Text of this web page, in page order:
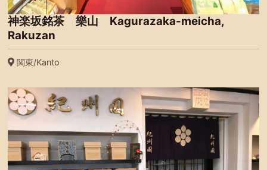
神楽坂銘茶 樂山 Kagurazaka-meicha,
Rakuzan
関東/Kanto